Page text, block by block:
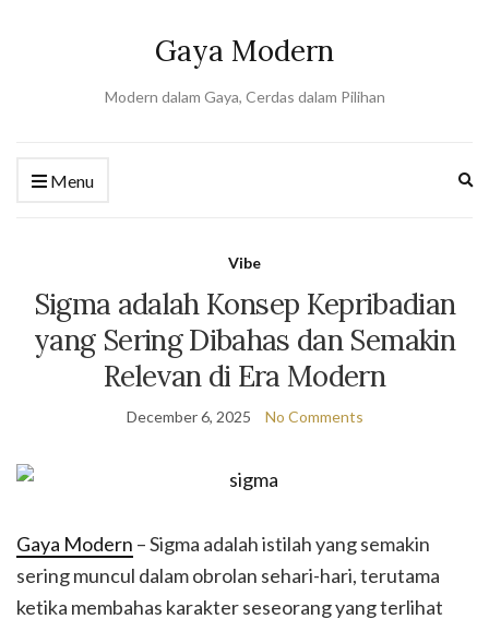
Gaya Modern
Modern dalam Gaya, Cerdas dalam Pilihan
Menu
Vibe
Sigma adalah Konsep Kepribadian
yang Sering Dibahas dan Semakin
Relevan di Era Modern
December 6, 2025 No Comments
Gaya Modern – Sigma adalah istilah yang semakin
sering muncul dalam obrolan sehari-hari, terutama
ketika membahas karakter seseorang yang terlihat